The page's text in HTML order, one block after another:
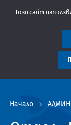
Съобщение:
Начало
Този сайт